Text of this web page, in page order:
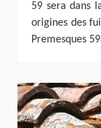
59 sera dans
origines des
Premesques